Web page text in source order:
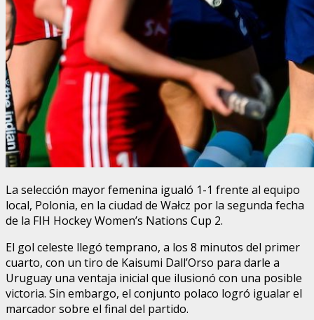
La selección mayor femenina igualó 1-1 frente al equipo
local, Polonia, en la ciudad de Wałcz por la segunda fecha
de la FIH Hockey Women’s Nations Cup 2.
El gol celeste llegó temprano, a los 8 minutos del primer
cuarto, con un tiro de Kaisumi Dall’Orso para darle a
Uruguay una ventaja inicial que ilusionó con una posible
victoria. Sin embargo, el conjunto polaco logró igualar el
marcador sobre el final del partido.